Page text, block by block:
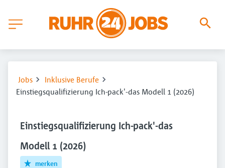
Jobs
Inklusive Berufe
Einstiegsqualifizierung Ich-pack'-das Modell 1 (2026)
Einstiegsqualifizierung Ich-pack'-das
Modell 1 (2026)
merken